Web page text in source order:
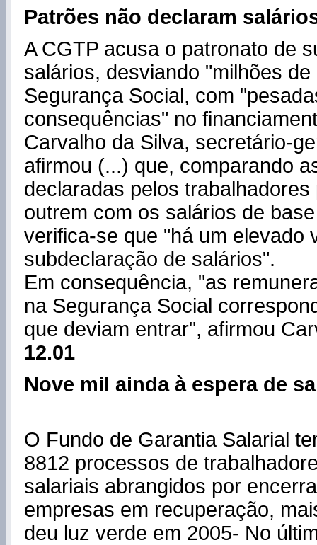
Patrões não declaram
A CGTP acusa o patronato de
salários, desviando "milhões
Segurança Social, com
consequências" no
Carvalho da Silva, secretário-
afirmou (...) que, comparando
declaradas pelos trabalhadores
outrem com os salários de
verifica-se que "há um elevado
subdeclaração de salários".
Em consequência, "as
na Segurança Social
que deviam entrar", afirmou
12.01
Nove mil ainda à espera de
O Fundo de Garantia Salarial
8812 processos de
salariais abrangidos por
empresas em recuperação,
deu luz verde em 2005- No